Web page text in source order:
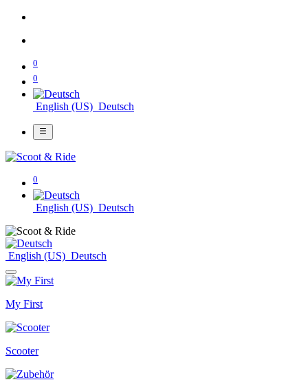
0
0
English (US) Deutsch
0
English (US) Deutsch
English (US) Deutsch
My First
Scooter